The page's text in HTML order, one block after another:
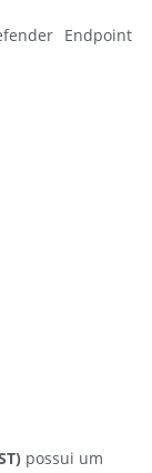
Endpoint
possui um